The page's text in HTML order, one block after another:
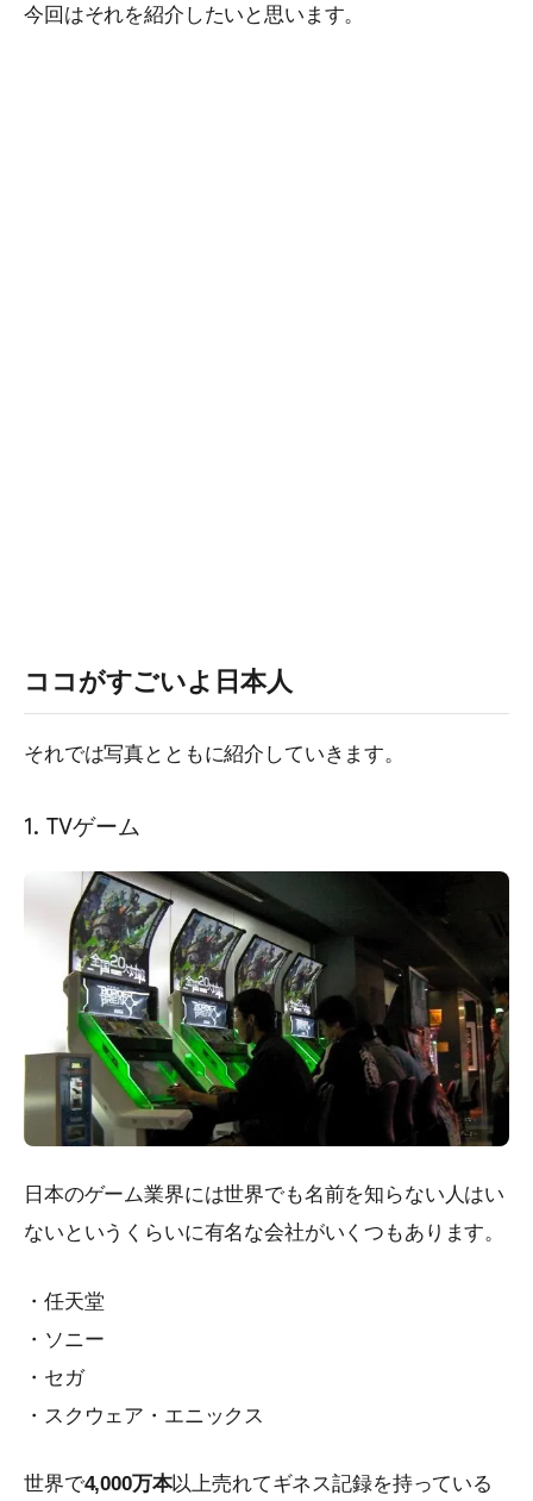
今回はそれを紹介したいと思います。
ココがすごいよ日本人
それでは写真とともに紹介していきます。
1. TVゲーム
日本のゲーム業界には世界でも名前を知らない人はい
ないというくらいに有名な会社がいくつもあります。
・任天堂
・ソニー
・セガ
・スクウェア・エニックス
世界で4,000万本以上売れてギネス記録を持っている